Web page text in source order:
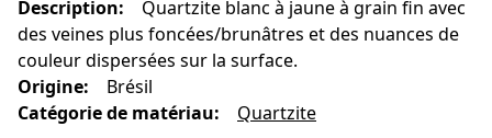
Description:
Quartzite blanc à jaune à grain fin avec
des veines plus foncées/brunâtres et des nuances de
couleur dispersées sur la surface.
Origine:
Brésil
Catégorie de matériau: Quartzite